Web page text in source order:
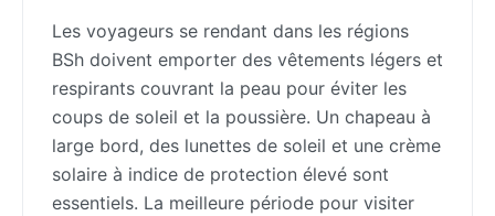
Les voyageurs se rendant dans les régions
BSh doivent emporter des vêtements légers et
respirants couvrant la peau pour éviter les
coups de soleil et la poussière. Un chapeau à
large bord, des lunettes de soleil et une crème
solaire à indice de protection élevé sont
essentiels. La meilleure période pour visiter